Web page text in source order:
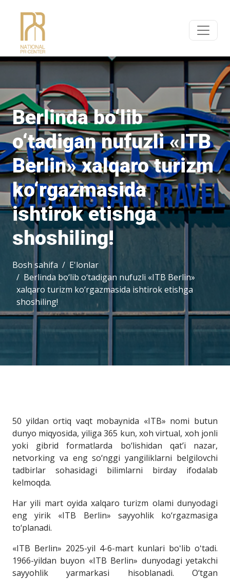
Berlinda bo‘lib
o‘tadigan nufuzli «ITB
Berlin» xalqaro turizm
ko‘rgazmasida
ishtirok etishga
shoshiling!
Bosh sahifa
E'lonlar
Berlinda bo‘lib o‘tadigan nufuzli «ITB Berlin»
xalqaro turizm ko‘rgazmasida ishtirok etishga
shoshiling!
50 yildan ortiq vaqt mobaynida «ITB» nomi butun
dunyo miqyosida, yiliga 365 kun, xoh virtual, xoh jonli
yoki gibrid formatlarda bo‘lishidan qat’i nazar,
netvorking va eng so‘nggi yangiliklarni belgilovchi
tadbirlar sohasidagi bilimlarni birday ifodalab
kelmoqda.
Har yili mart oyida xalqaro turizm olami dunyodagi
eng yirik «ITB Berlin» sayyohlik ko‘rgazmasiga
to‘planadi.
«ITB Berlin» 2025-yil 4-6-mart kunlari boʻlib oʻtadi.
1966-yildan buyon «ITB Berlin» dunyodagi yetakchi
sayyohlik yarmarkasi hisoblanadi. O‘tgan